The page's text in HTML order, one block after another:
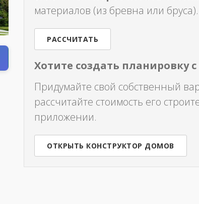
материалов (из бревна или бруса).
РАССЧИТАТЬ
Хотите создать планировку с
Придумайте свой собственный
рассчитайте стоимость его
приложении.
ОТКРЫТЬ КОНСТРУКТОР ДОМОВ